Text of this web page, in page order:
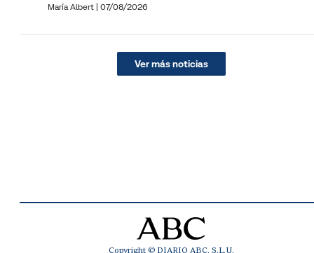
María Albert | 07/08/2026
Ver más noticias
Copyright © DIARIO ABC, S.L.U.